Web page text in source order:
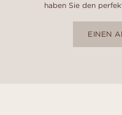
haben Sie den
EINEN